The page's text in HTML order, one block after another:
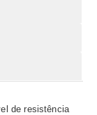
de resistência